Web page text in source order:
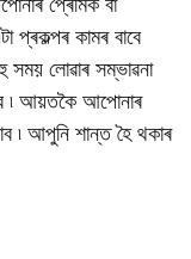
প্ৰেমিক বা
কামৰ বাবে
লোৱাৰ সম্ভাৱনা
৷ আয়তকৈ আপোনাৰ
৷ আপুনি শান্ত হৈ থকাৰ